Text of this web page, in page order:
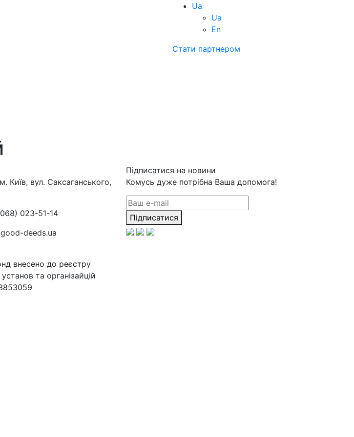
Ua
Ua
En
Стати партнером
Київ, вул. Саксаганського,
023-51-14
deeds.ua
внесено до реєстру
та організайцій
Підписатися на новини
Комусь дуже потрібна Ваша допомога!
Підписатися